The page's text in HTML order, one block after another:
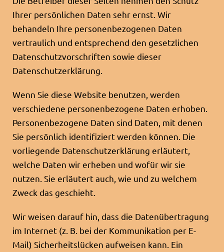
Ihrer persönlichen Daten sehr ernst. Wir
behandeln Ihre personenbezogenen Daten
vertraulich und entsprechend den gesetzlichen
Datenschutzvorschriften sowie dieser
Datenschutzerklärung.
Wenn Sie diese Website benutzen, werden
verschiedene personenbezogene Daten erhoben.
Personenbezogene Daten sind Daten, mit denen
Sie persönlich identifiziert werden können. Die
vorliegende Datenschutzerklärung erläutert,
welche Daten wir erheben und wofür wir sie
nutzen. Sie erläutert auch, wie und zu welchem
Zweck das geschieht.
Wir weisen darauf hin, dass die Datenübertragung
im Internet (z. B. bei der Kommunikation per E-
Mail) Sicherheitslücken aufweisen kann. Ein